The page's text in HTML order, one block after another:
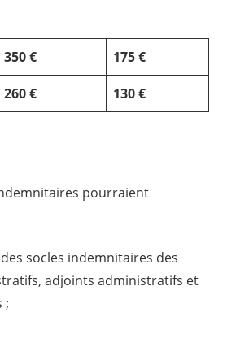
350 € 175 €
260 € 130 €
pourraient
socles indemnitaires des
adjoints administratifs et
;